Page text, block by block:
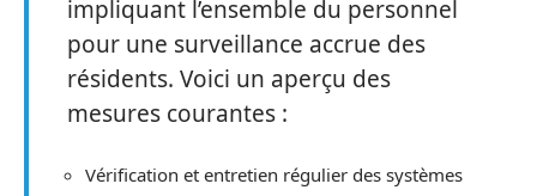
impliquant l’ensemble du personnel
pour une surveillance accrue des
résidents. Voici un aperçu des
mesures courantes :
Vérification et entretien régulier des systèmes